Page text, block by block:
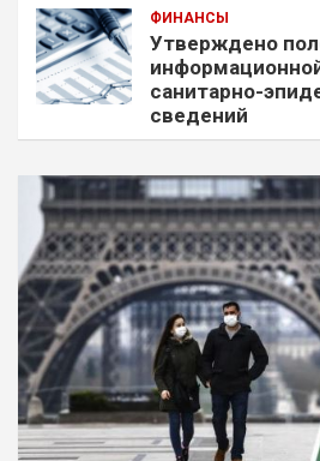
ФИНАНСЫ
Утверждено
санитарно-
сведений